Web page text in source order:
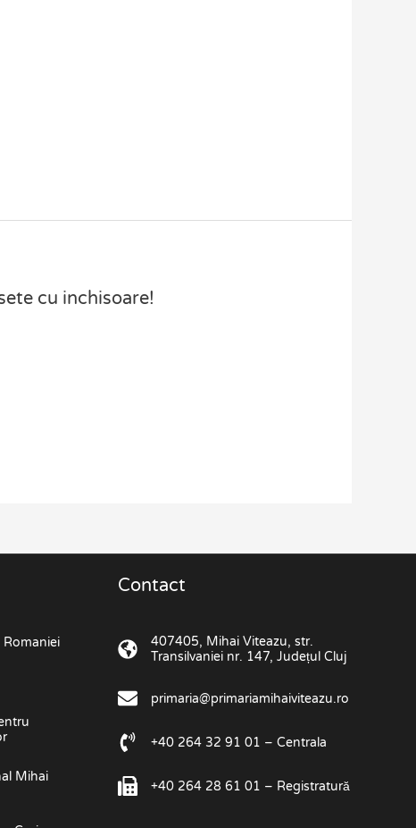
cu inchisoare!
Mihai
Contact
407405, Mihai Viteazu, str.
Transilvaniei nr. 147, Județul Cluj
primaria@primariamihaiviteazu.ro
+40 264 32 91 01 – Centrala
+40 264 28 61 01 – Registratură